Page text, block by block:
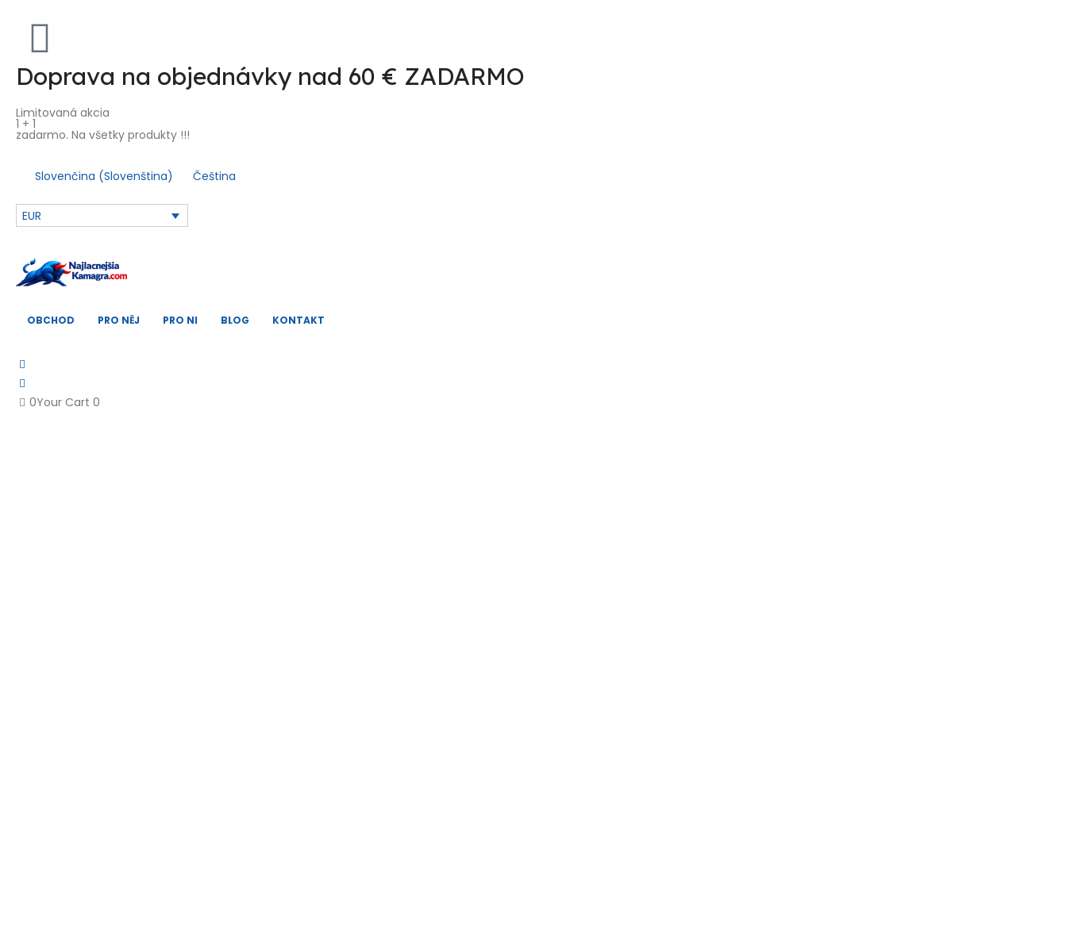
Doprava na objednávky nad 60 € ZADARMO
Limitovaná akcia
1 + 1
zadarmo. Na všetky produkty !!!
Slovenčina (Slovenština) Čeština
EUR
OBCHOD PRO NĚJ PRO NI BLOG KONTAKT
0Your Cart 0